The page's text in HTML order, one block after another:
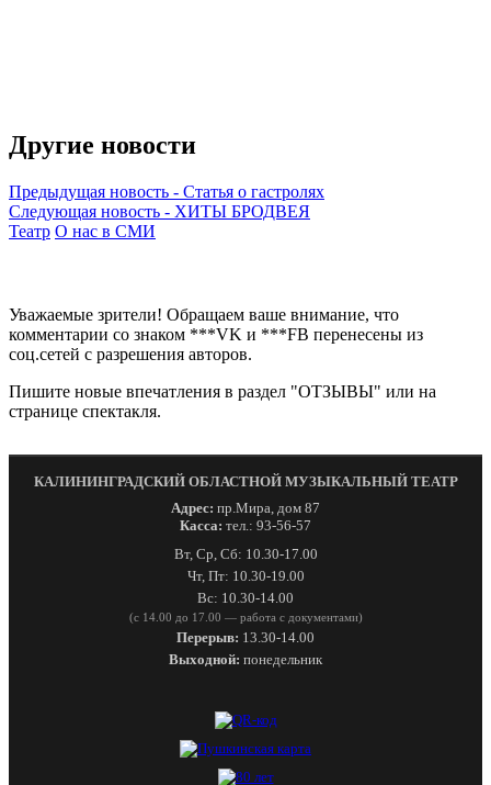
Другие новости
Предыдущая новость - Статья о гастролях
Следующая новость - ХИТЫ БРОДВЕЯ
Театр О нас в СМИ
Уважаемые зрители! Обращаем ваше внимание, что
комментарии со знаком ***VK и ***FB перенесены из
соц.сетей с разрешения авторов.
Пишите новые впечатления в раздел "ОТЗЫВЫ" или на
странице спектакля.
КАЛИНИНГРАДСКИЙ ОБЛАСТНОЙ МУЗЫКАЛЬНЫЙ ТЕАТР
Адрес: пр.Мира, дом 87
Касса: тел.: 93-56-57
Вт, Ср, Сб: 10.30-17.00
Чт, Пт: 10.30-19.00
Вс: 10.30-14.00
(с 14.00 до 17.00 — работа с документами)
Перерыв: 13.30-14.00
Выходной: понедельник